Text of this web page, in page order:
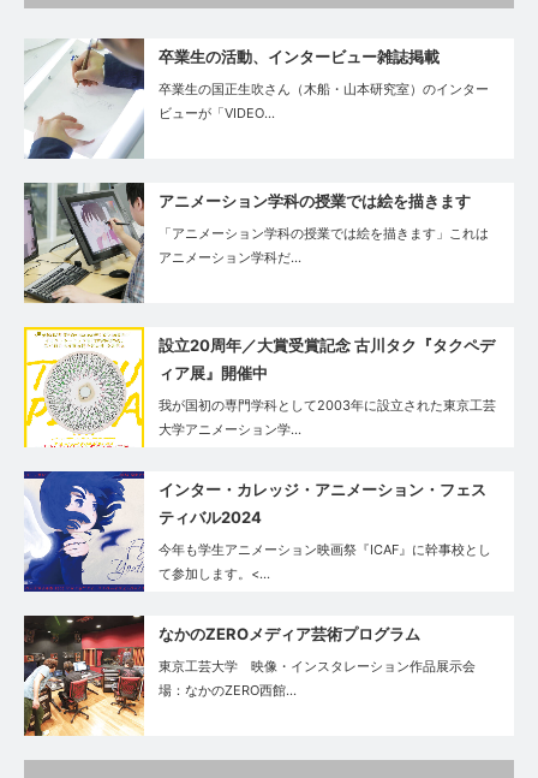
卒業生の活動、インタービュー雑誌掲載
卒業生の国正生吹さん（木船・山本研究室）のインター
ビューが「VIDEO…
アニメーション学科の授業では絵を描きます
「アニメーション学科の授業では絵を描きます」これは
アニメーション学科だ…
設立20周年／大賞受賞記念 古川タク『タクペデ
ィア展』開催中
我が国初の専門学科として2003年に設立された東京工芸
大学アニメーション学…
インター・カレッジ・アニメーション・フェス
ティバル2024
今年も学生アニメーション映画祭『ICAF』に幹事校とし
て参加します。<…
なかのZEROメディア芸術プログラム
東京工芸大学 映像・インスタレーション作品展示会
場：なかのZERO西館…